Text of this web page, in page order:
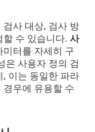
검사 대상, 검사 방
수 있습니다. 사
터를 자세히 구
은 사용자 정의 검
이는 동일한 파라
우에 유용할 수